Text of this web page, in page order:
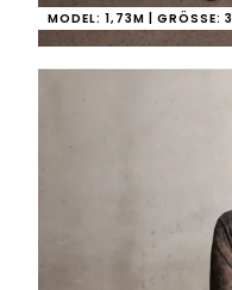
MODEL: 1,73M | GRÖSSE: 36